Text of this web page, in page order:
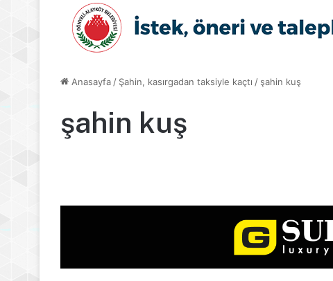
Anasayfa / Şahin, kasırgadan taksiyle kaçtı / şahin kuş
şahin kuş